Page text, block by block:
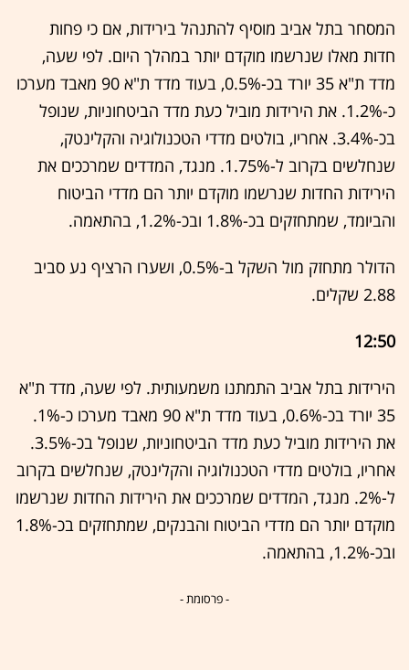
המסחר בתל אביב מוסיף להתנהל בירידות, אם כי פחות
חדות מאלו שנרשמו מוקדם יותר במהלך היום. לפי שעה,
מדד ת"א 35 יורד בכ-0.5%, בעוד מדד ת"א 90 מאבד מערכו
כ-1.2%. את הירידות מוביל כעת מדד הביטחוניות, שנופל
בכ-3.4%. אחריו, בולטים מדדי הטכנולוגיה והקלינטק,
שנחלשים בקרוב ל-1.75%. מנגד, המדדים שמרככים את
הירידות החדות שנרשמו מוקדם יותר הם מדדי הביטוח
והביומד, שמתחזקים בכ-1.8% ובכ-1.2%, בהתאמה.
הדולר מתחזק מול השקל ב-0.5%, ושערו הרציף נע סביב
2.88 שקלים.
12:50
הירידות בתל אביב התמתנו משמעותית. לפי שעה, מדד ת"א
35 יורד בכ-0.6%, בעוד מדד ת"א 90 מאבד מערכו כ-1%.
את הירידות מוביל כעת מדד הביטחוניות, שנופל בכ-3.5%.
אחריו, בולטים מדדי הטכנולוגיה והקלינטק, שנחלשים בקרוב
ל-2%. מנגד, המדדים שמרככים את הירידות החדות שנרשמו
מוקדם יותר הם מדדי הביטוח והבנקים, שמתחזקים בכ-1.8%
ובכ-1.2%, בהתאמה.
- פרסומת -